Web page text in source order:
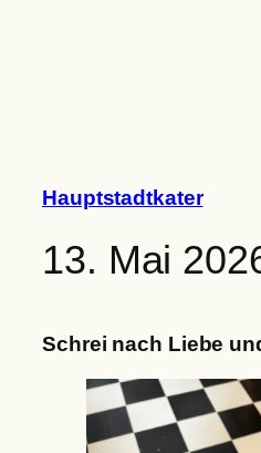
Hauptstadtkater
13. Mai
Schrei nach Liebe